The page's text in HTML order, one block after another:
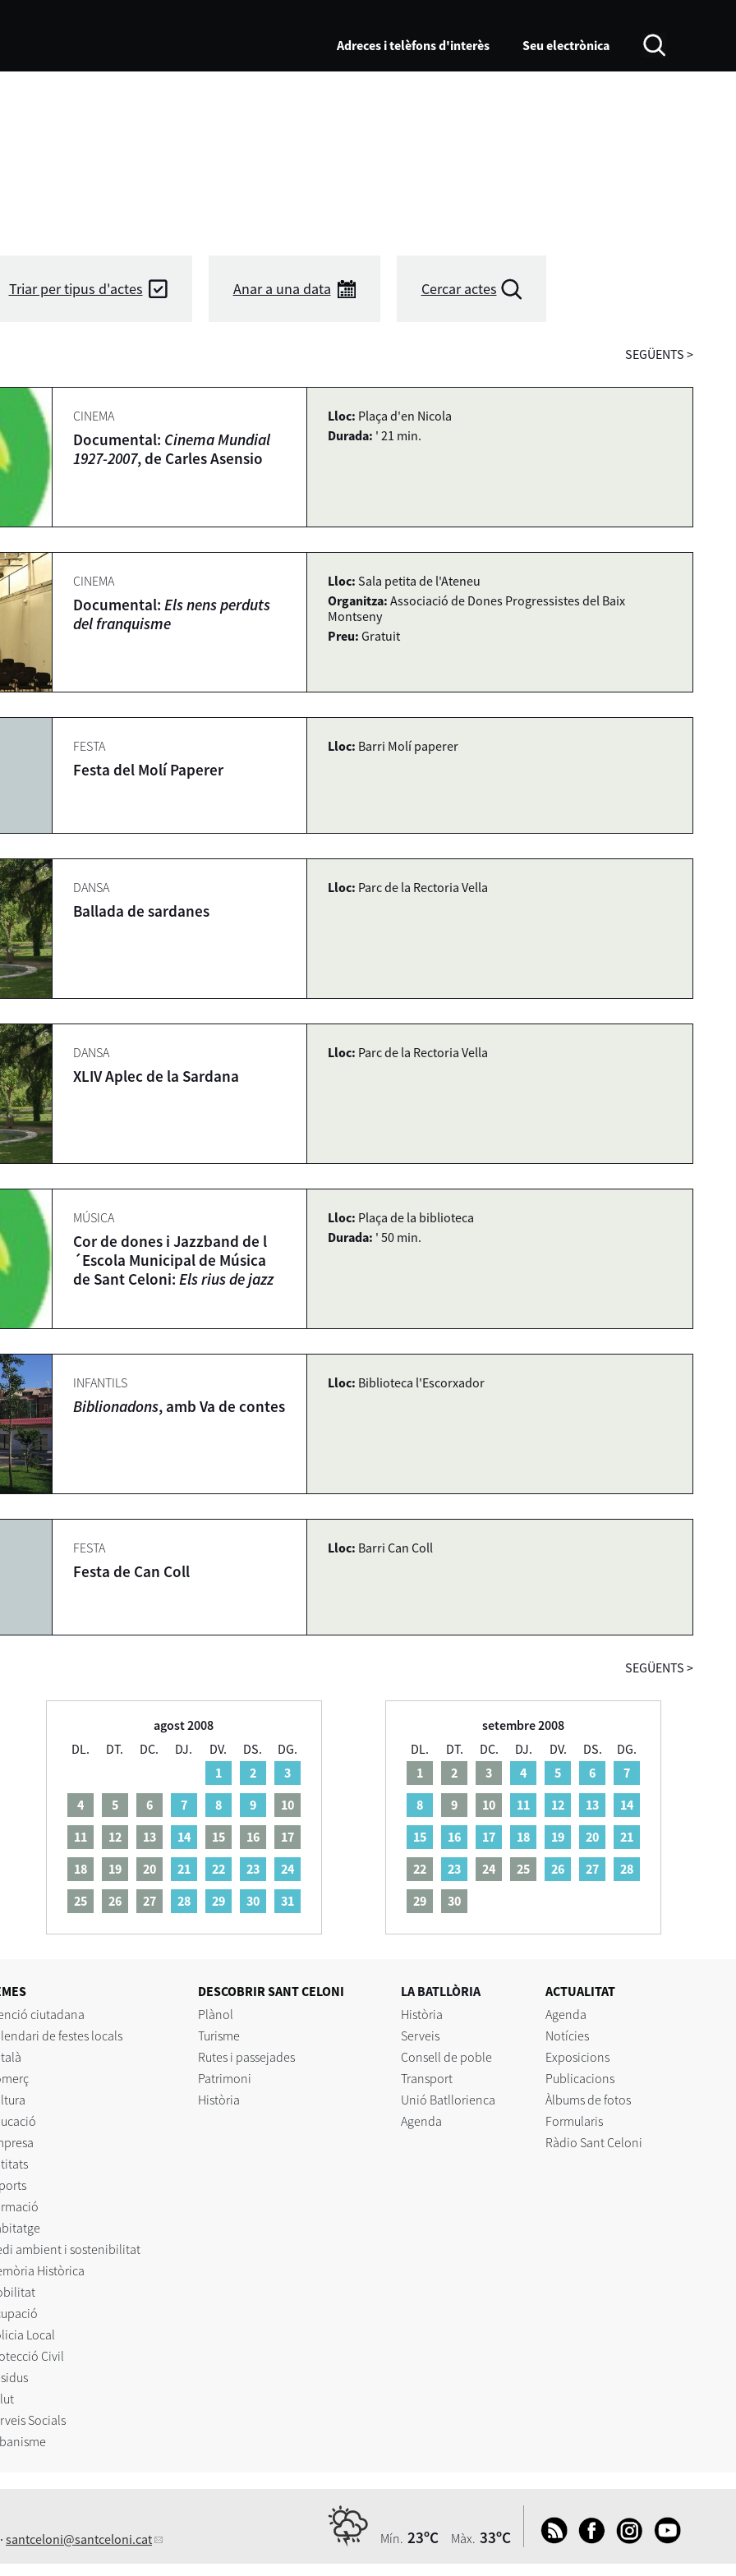
Adreces i telèfons d'interès Seu electrònica
Triar per tipus d'actes Anar a una data Cercar actes
SEGÜENTS >
CINEMA
Documental: Cinema Mundial
1927-2007, de Carles Asensio
Lloc: Plaça d'en Nicola
Durada: ' 21 min.
CINEMA
Documental: Els nens perduts
del franquisme
Lloc: Sala petita de l'Ateneu
Organitza: Associació de Dones Progressistes del Baix
Montseny
Preu: Gratuit
FESTA
Festa del Molí Paperer
Lloc: Barri Molí paperer
DANSA
Ballada de sardanes
Lloc: Parc de la Rectoria Vella
DANSA
XLIV Aplec de la Sardana
Lloc: Parc de la Rectoria Vella
MÚSICA
Cor de dones i Jazzband de l
´Escola Municipal de Música
de Sant Celoni: Els rius de jazz
Lloc: Plaça de la biblioteca
Durada: ' 50 min.
INFANTILS
Biblionadons, amb Va de contes
Lloc: Biblioteca l'Escorxador
FESTA
Festa de Can Coll
Lloc: Barri Can Coll
SEGÜENTS >
agost 2008
DL.
DT. DC. DJ. DV. DS.
DG.
1
2
3
4
5 6 7 8 9
10
11
12 13 14 15 16
17
18
19 20 21 22 23
24
25
26 27 28 29 30 31
setembre 2008
DL.
DT. DC. DJ. DV. DS.
DG.
1
2 3 4 5 6
7
8
9 10 11 12 13
14
15
16 17 18 19 20
21
22
23 24 25 26 27
28
29
30
ciutadana
de festes locals
ambient i sostenibilitat
Històrica
Local
Civil
Socials
DESCOBRIR SANT CELONI
Plànol
Turisme
Rutes i passejades
Patrimoni
Història
LA BATLLÒRIA
Història
Serveis
Consell de poble
Transport
Unió Batllorienca
Agenda
ACTUALITAT
Agenda
Notícies
Exposicions
Publicacions
Àlbums de fotos
Formularis
Ràdio Sant Celoni
santceloni@santceloni.cat Mín. 23ºC Màx. 33ºC